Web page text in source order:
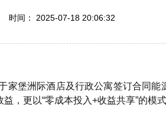
时间： 2025-07-18 20:06:32
家堡洲际酒店及行政公寓签订合同
，更以“零成本投入+收益共享”的模